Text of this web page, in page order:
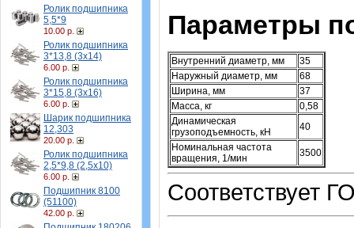
Ролик подшипника
5,5*9
10.00 р.
Ролик подшипника
3*13,8 (3х14)
6.00 р.
Ролик подшипника
3*15,8 (3х16)
6.00 р.
Шарик подшипника
12,303
20.00 р.
Ролик подшипника
2,5*9,8 (2,5х10)
6.00 р.
Подшипник 8100
(51100)
42.00 р.
Параметры
Внутренний диаметр, мм
35
Наружный диаметр, мм
68
Ширина, мм
37
Масса, кг
0,58
Динамическая
грузоподъемность, кН
40
Номинальная частота
вращения, 1/мин
3500
Соответствует